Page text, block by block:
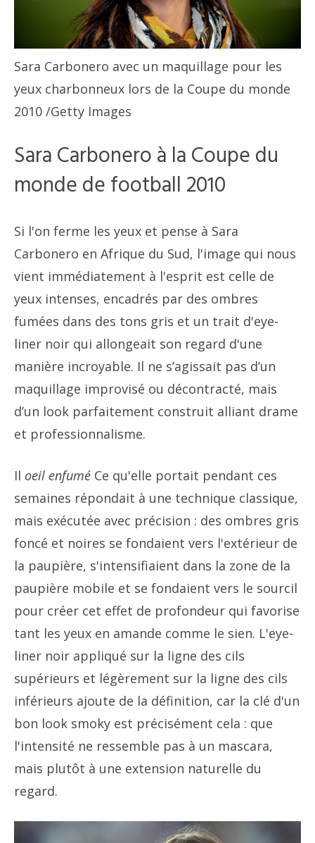
Sara Carbonero avec un maquillage pour les
yeux charbonneux lors de la Coupe du monde
2010 /Getty Images
Sara Carbonero à la Coupe du
monde de football 2010
Si l'on ferme les yeux et pense à Sara
Carbonero en Afrique du Sud, l'image qui nous
vient immédiatement à l'esprit est celle de
yeux intenses, encadrés par des ombres
fumées dans des tons gris et un trait d'eye-
liner noir qui allongeait son regard d'une
manière incroyable. Il ne s’agissait pas d’un
maquillage improvisé ou décontracté, mais
d’un look parfaitement construit alliant drame
et professionnalisme.
Il oeil enfumé Ce qu'elle portait pendant ces
semaines répondait à une technique classique,
mais exécutée avec précision : des ombres gris
foncé et noires se fondaient vers l'extérieur de
la paupière, s'intensifiaient dans la zone de la
paupière mobile et se fondaient vers le sourcil
pour créer cet effet de profondeur qui favorise
tant les yeux en amande comme le sien. L'eye-
liner noir appliqué sur la ligne des cils
supérieurs et légèrement sur la ligne des cils
inférieurs ajoute de la définition, car la clé d'un
bon look smoky est précisément cela : que
l'intensité ne ressemble pas à un mascara,
mais plutôt à une extension naturelle du
regard.